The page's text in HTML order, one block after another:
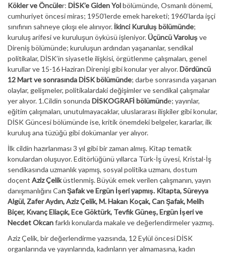
Kökler ve Öncüler: DİSK’e Giden Yolbölümünde, Osmanlı dönemi,
cumhuriyet öncesi miras; 1950’lerde emek hareketi; 1960’larda işçi
sınıfının sahneye çıkışı ele alınıyor. İkinci Kuruluş bölümünde;
kuruluş arifesi ve kuruluşun öyküsü işleniyor.Üçüncü Varoluş ve
Direniş bölümünde; kuruluşun ardından yaşananlar, sendikal
politikalar, DİSK’in siyasetle ilişkisi, örgütlenme çalışmaları, genel
kurullar ve 15-16 Haziran Direnişi gibi konular yer alıyor.Dördüncü
12 Mart ve sonrasında DİSK bölümünde; darbe sonrasında yaşanan
olaylar, gelişmeler, politikalardaki değişimler ve sendikal çalışmalar
yer alıyor. 1.Cildin sonunda DİSKOGRAFİ bölümünde; yayınlar,
eğitim çalışmaları, unutulmayacaklar, uluslararası ilişkiler gibi konular,
DİSK Güncesi bölümünde ise, kritik önemdeki belgeler, kararlar, ilk
kuruluş ana tüzüğü gibi dokümanlar yer alıyor.
İlk cildin hazırlanması 3 yıl gibi bir zaman almış. Kitap tematik
konulardan oluşuyor. Editörlüğünü yıllarca Türk-İş üyesi, Kristal-İş
sendikasında uzmanlık yapmış, sosyal politika uzmanı, dostum
doçent Aziz Çeliküstlenmiş. Büyük emek verilen çalışmanın, yayın
danışmanlığını Can Şafak ve Ergün İşeri yapmış. Kitapta, Süreyya
Algül, Zafer Aydın, Aziz Çelik, M. Hakan Koçak, Can Şafak, Melih
Biçer, Kıvanç Eliaçık, Ece Göktürk, Tevfik Güneş, Ergün İşeri ve
Necdet Okcanfarklı konularda makale ve değerlendirmeler yazmış.
Aziz Çelik, bir değerlendirme yazısında, 12 Eylül öncesi DİSK
organlarında ve yayınlarında, kadınların yer almamasına, kadın